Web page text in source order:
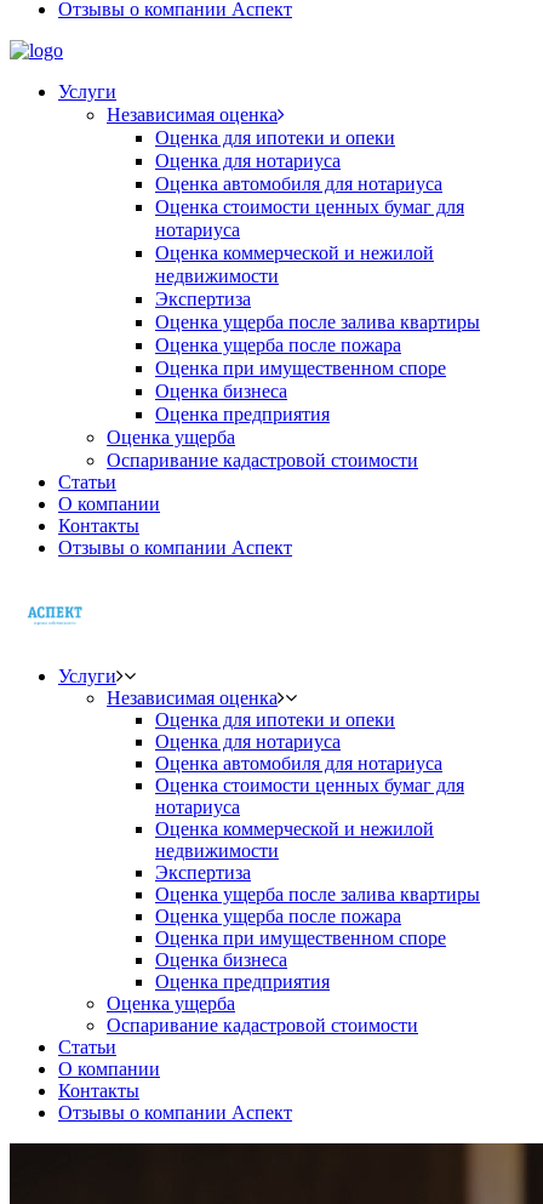
Отзывы о компании Аспект
Услуги
Независимая оценка
Оценка для ипотеки и опеки
Оценка для нотариуса
Оценка автомобиля для нотариуса
Оценка стоимости ценных бумаг для
нотариуса
Оценка коммерческой и нежилой
недвижимости
Экспертиза
Оценка ущерба после залива квартиры
Оценка ущерба после пожара
Оценка при имущественном споре
Оценка бизнеса
Оценка предприятия
Оценка ущерба
Оспаривание кадастровой стоимости
Статьи
О компании
Контакты
Отзывы о компании Аспект
Услуги
Независимая оценка
Оценка для ипотеки и опеки
Оценка для нотариуса
Оценка автомобиля для нотариуса
Оценка стоимости ценных бумаг для
нотариуса
Оценка коммерческой и нежилой
недвижимости
Экспертиза
Оценка ущерба после залива квартиры
Оценка ущерба после пожара
Оценка при имущественном споре
Оценка бизнеса
Оценка предприятия
Оценка ущерба
Оспаривание кадастровой стоимости
Статьи
О компании
Контакты
Отзывы о компании Аспект